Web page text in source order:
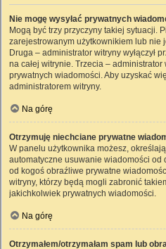
Nie mogę wysyłać prywatnych
Mogą być trzy przyczyny takiej sytuacji.
zarejestrowanym użytkownikiem lub nie
Druga – administrator witryny wyłączył
na całej witrynie. Trzecia – administrator
prywatnych wiadomości. Aby uzyskać
administratorem witryny.
Na górę
Otrzymuję niechciane prywatne
W panelu użytkownika możesz,
automatyczne usuwanie wiadomości od
od kogoś obraźliwe prywatne
witryny, którzy będą mogli zabronić
jakichkolwiek prywatnych wiadomości.
Na górę
Otrzymałem/otrzymałam spam lub